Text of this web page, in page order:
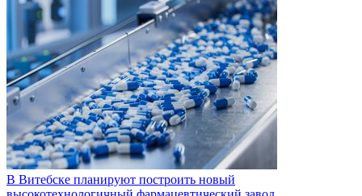
В Витебске планируют построить новый